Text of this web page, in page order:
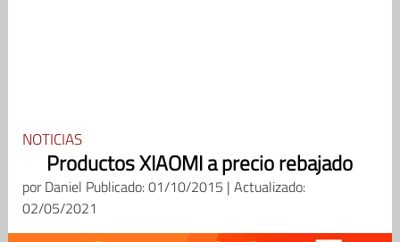
NOTICIAS
Productos XIAOMI a precio rebajado
porDaniel Publicado: 01/10/2015 | Actualizado:
02/05/2021